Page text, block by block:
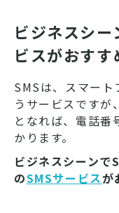
ビジネスシ
ビスがおすす
SMSは、スマー
うサービスですが
となれば、電話番
かります。
ビジネスシーンで
のSMSサービスが